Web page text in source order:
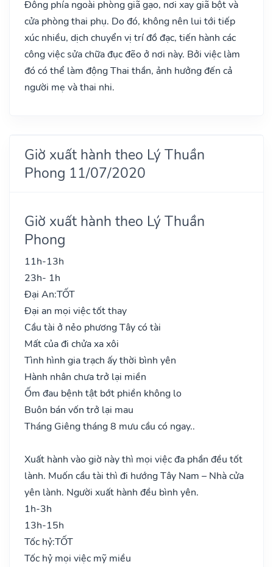
Đông phía ngoài phòng giã gạo, nơi xay giã bột và
cửa phòng thai phụ. Do đó, không nên lui tới tiếp
xúc nhiều, dịch chuyển vị trí đồ đạc, tiến hành các
công việc sửa chữa đục đẽo ở nơi này. Bởi việc làm
đó có thể làm động Thai thần, ảnh hưởng đến cả
người mẹ và thai nhi.
Giờ xuất hành theo Lý Thuần
Phong 11/07/2020
Giờ xuất hành theo Lý Thuần
Phong
11h-13h
23h- 1h
Đại An:TỐT
Đại an mọi việc tốt thay
Cầu tài ở nẻo phương Tây có tài
Mất của đi chửa xa xôi
Tình hình gia trạch ấy thời bình yên
Hành nhân chưa trở lại miền
Ốm đau bệnh tật bớt phiền không lo
Buôn bán vốn trở lại mau
Tháng Giêng tháng 8 mưu cầu có ngay..
Xuất hành vào giờ này thì mọi việc đa phần đều tốt
lành. Muốn cầu tài thì đi hướng Tây Nam – Nhà cửa
yên lành. Người xuất hành đều bình yên.
1h-3h
13h-15h
Tốc hỷ:TỐT
Tốc hỷ mọi việc mỹ miều